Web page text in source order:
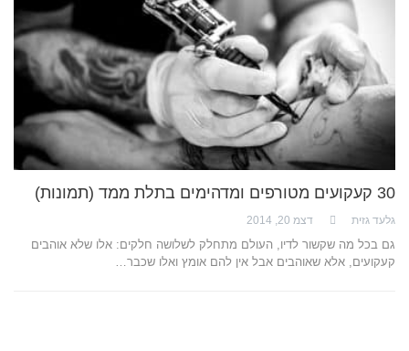
30 קעקועים מטורפים ומדהימים בתלת ממד (תמונות)
גלעד גזית דצמ 20, 2014
גם בכל מה שקשור לדיו, העולם מתחלק לשלושה חלקים: אלו שלא אוהבים
קעקועים, אלא שאוהבים אבל אין להם אומץ ואלו שכבר…